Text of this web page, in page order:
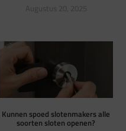
Augustus 20, 2025
Kunnen spoed slotenmakers alle
soorten sloten openen?